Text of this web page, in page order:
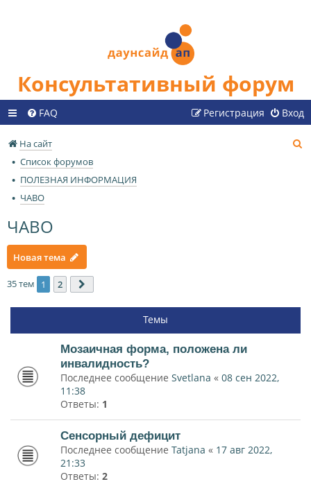
Консультативный форум
FAQ Вход
Регистрация
На сайт
Список форумов
ПОЛЕЗНАЯ ИНФОРМАЦИЯ
ЧАВО
ЧАВО
Новая тема
35 тем 1 2
Темы
Мозаичная форма, положена ли
инвалидность?
Последнее сообщение Svetlana « 08 сен 2022,
11:38
Ответы: 1
Сенсорный дефицит
Последнее сообщение Tatjana « 17 авг 2022,
21:33
Ответы: 2